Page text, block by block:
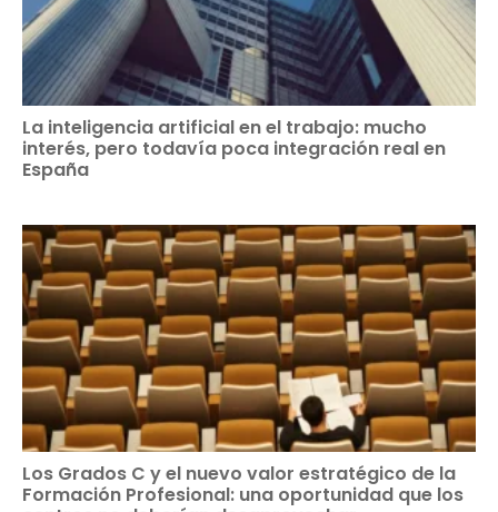
La inteligencia artificial en el trabajo: mucho
interés, pero todavía poca integración real en
España
Los Grados C y el nuevo valor estratégico de la
Formación Profesional: una oportunidad que los